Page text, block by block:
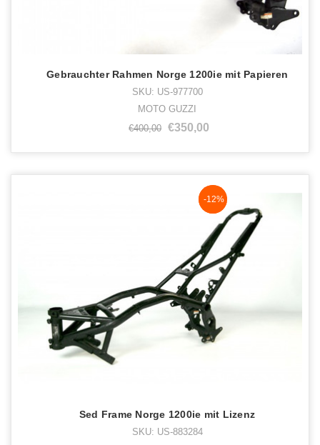
Gebrauchter Rahmen Norge 1200ie mit Papieren
SKU: US-977700
MOTO GUZZI
€400,00 €350,00
NaN%
-12%
Sed Frame Norge 1200ie mit Lizenz
SKU: US-883284